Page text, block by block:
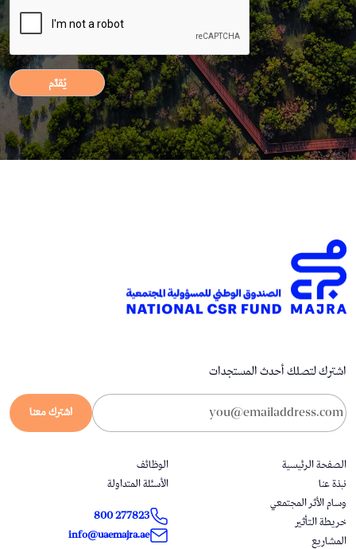
اشترك لتصلك أحدث المستجدات
اشترك معنا
الصفحة الرئيسية
نبذة عنا
وسام الأثر المجتمعي
خريطة التأثير
المشاريع
الوظائف
الأسئلة المتداولة
800 277823
info@uaemajra.ae